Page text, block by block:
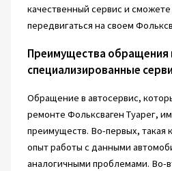
качественный сервис и
передвигаться на своем
Преимущества обращения
специализированные
Обращение в автосервис,
ремонте Фольксваген Туарег,
преимуществ. Во-первых, такая
опыт работы с данными
аналогичными проблемами. Во-